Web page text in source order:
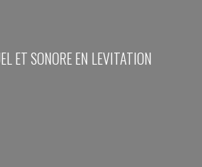
ET SONORE EN LEVITATION